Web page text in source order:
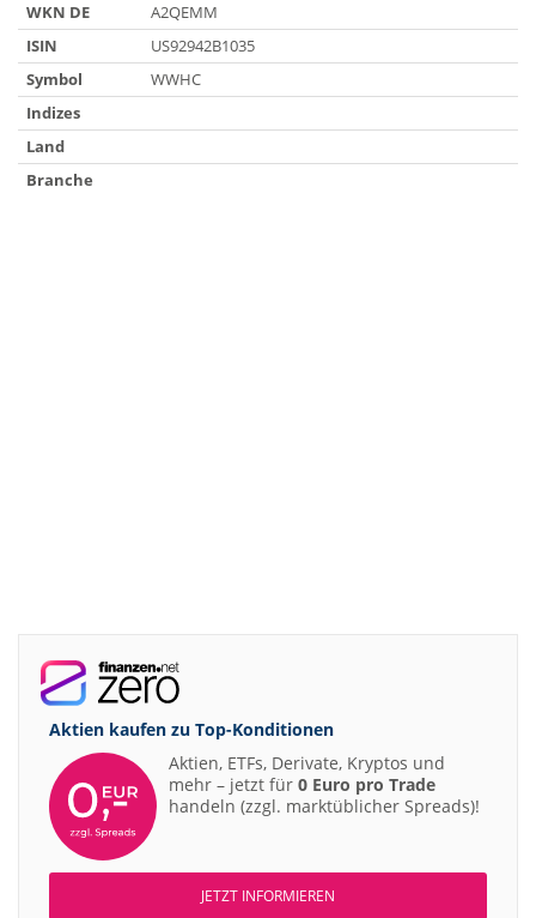
WKN DE
A2QEMM
ISIN
US92942B1035
Symbol
WWHC
Indizes
Land
Branche
Aktien kaufen zu Top-Konditionen
Aktien, ETFs, Derivate, Kryptos und
mehr – jetzt für 0 Euro pro Trade
handeln (zzgl. marktüblicher Spreads)!
JETZT INFORMIEREN